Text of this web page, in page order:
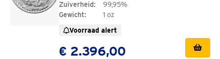
Zuiverheid:
99,95%
Gewicht:
1 oz
Voorraad alert
€ 2.396,00